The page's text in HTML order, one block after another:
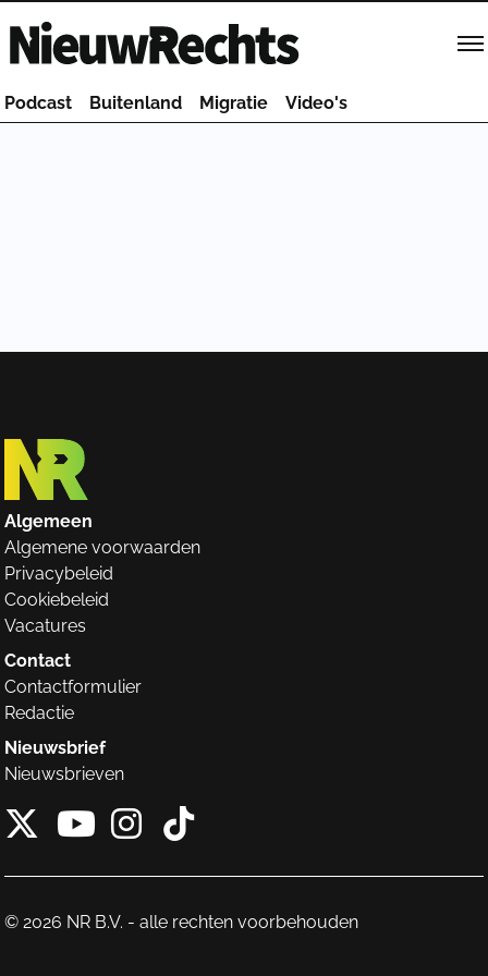
Homepage van NieuwRechts
Podcast Buitenland Migratie Video's
Algemeen
Algemene voorwaarden
Privacybeleid
Cookiebeleid
Vacatures
Contact
Contactformulier
Redactie
Nieuwsbrief
Nieuwsbrieven
X van NieuwRechts
Instagram van
Tiktok van
© 2026 NR B.V. - alle rechten voorbehouden